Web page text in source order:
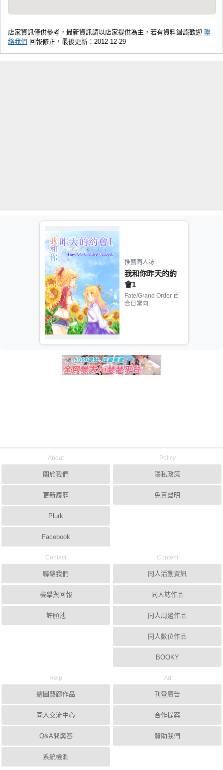
店家資訊僅供參考，最新資訊請以店家提供為主，若有資料錯誤歡迎 聯
絡我們 回報修正，最後更新：2012-12-29
推薦同人誌
我和你昨天的約
會1
Fate/Grand Order 百
合日常向
About
關於我們
更新履歷
Plurk
Facebook
Policy
隱私政策
免責聲明
Contact
聯絡我們
檢舉與回報
許願池
Content
同人活動資訊
同人誌作品
同人周邊作品
同人數位作品
BOOKY
Help
繪圖藝廊作品
同人交流中心
Q&A問與答
系統檢測
Ad
刊登廣告
合作提案
贊助我們